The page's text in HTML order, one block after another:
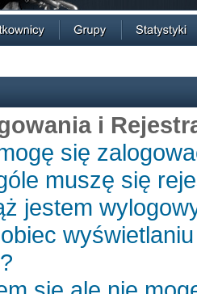
i
się
muszę się
jestem